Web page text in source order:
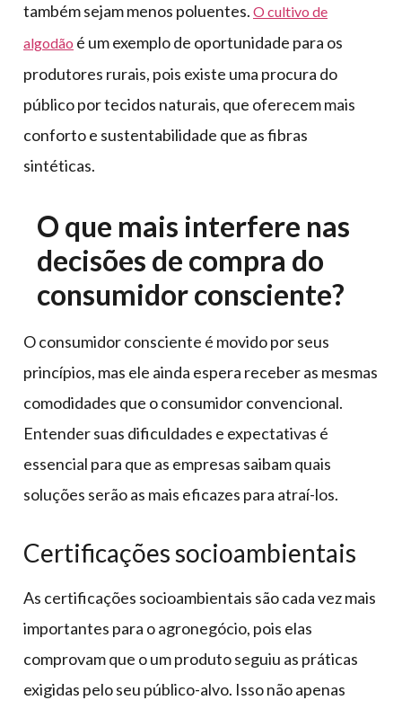
também sejam menos poluentes. O cultivo de
algodão é um exemplo de oportunidade para os
produtores rurais, pois existe uma procura do
público por tecidos naturais, que oferecem mais
conforto e sustentabilidade que as fibras
sintéticas.
O que mais interfere nas
decisões de compra do
consumidor consciente?
O consumidor consciente é movido por seus
princípios, mas ele ainda espera receber as mesmas
comodidades que o consumidor convencional.
Entender suas dificuldades e expectativas é
essencial para que as empresas saibam quais
soluções serão as mais eficazes para atraí-los.
Certificações socioambientais
As certificações socioambientais são cada vez mais
importantes para o agronegócio, pois elas
comprovam que o um produto seguiu as práticas
exigidas pelo seu público-alvo. Isso não apenas